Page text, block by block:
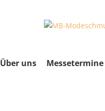
Über uns Messetermine